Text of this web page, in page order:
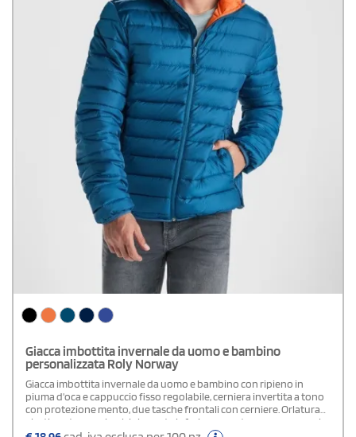
Giacca imbottita invernale da uomo e bambino
personalizzata Roly Norway
Giacca imbottita invernale da uomo e bambino con ripieno in
piuma d'oca e cappuccio fisso regolabile, cerniera invertita a tono
con protezione mento, due tasche frontali con cerniere. Orlatura
elastica a tono sui polsini e parte inferiore, apertura per cappuccio,